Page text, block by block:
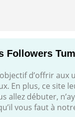
Followers
d’offrir aux
En plus, ce site
allez débuter,
vous faut à